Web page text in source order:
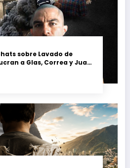
sobre Lavado de
a Glas, Correa y Juan